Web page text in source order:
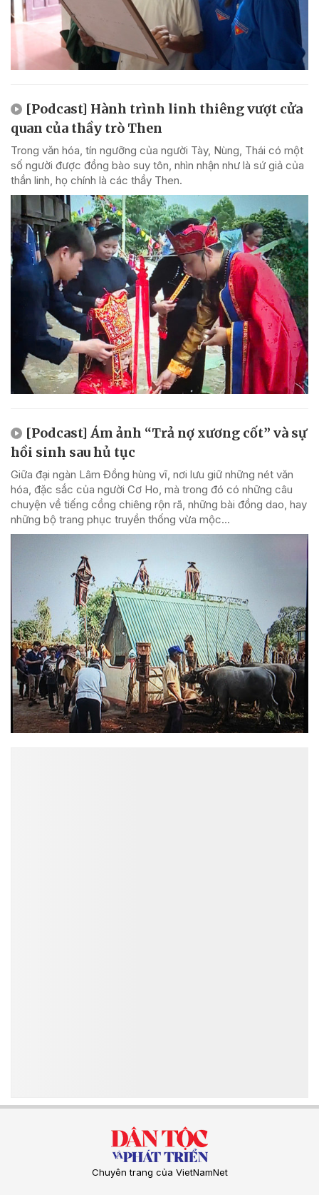
[Podcast] Hành trình linh thiêng vượt cửa
quan của thầy trò Then
Trong văn hóa, tín ngưỡng của người Tày, Nùng, Thái có một
số người được đồng bào suy tôn, nhìn nhận như là sứ giả của
thần linh, họ chính là các thầy Then.
[Podcast] Ám ảnh “Trả nợ xương cốt” và sự
hồi sinh sau hủ tục
Giữa đại ngàn Lâm Đồng hùng vĩ, nơi lưu giữ những nét văn
hóa, đặc sắc của người Cơ Ho, mà trong đó có những câu
chuyện về tiếng cồng chiêng rộn rã, những bài đồng dao, hay
những bộ trang phục truyền thống vừa mộc...
Chuyên trang của VietNamNet